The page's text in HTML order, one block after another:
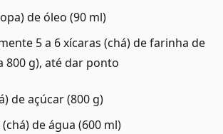
de óleo (90 ml)
5 a 6 xícaras (chá) de farinha de
800 g), até dar ponto
de açúcar (800 g)
de água (600 ml)